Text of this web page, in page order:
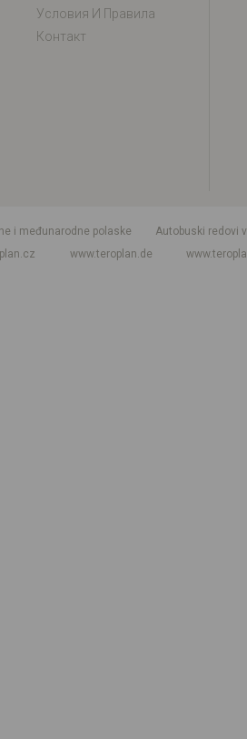
Условия И Правила
Контакт
i međunarodne polaske
Autobuski redovi
www.teroplan.de